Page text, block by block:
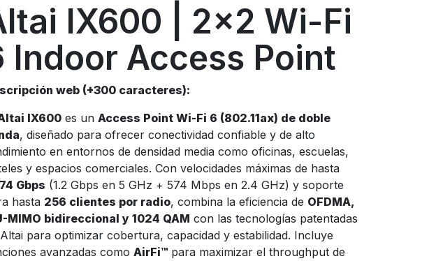
IX600 | 2×2 Wi-Fi
Indoor Access Point
web (+300 caracteres):
IX600 es un Access Point Wi-Fi 6 (802.11ax) de doble
, diseñado para ofrecer conectividad confiable y de alto
en entornos de densidad media como oficinas, escuelas,
y espacios comerciales. Con velocidades máximas de hasta
Gbps (1.2 Gbps en 5 GHz + 574 Mbps en 2.4 GHz) y soporte
hasta 256 clientes por radio, combina la eficiencia de OFDMA,
MIMO bidireccional y 1024 QAM con las tecnologías patentadas
para optimizar cobertura, capacidad y estabilidad. Incluye
avanzadas como AirFi™ para maximizar el throughput de